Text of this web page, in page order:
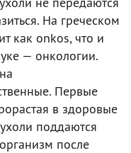
На греческом
как onkos, что и
— онкологии.
Первые
в здоровые
поддаются
после